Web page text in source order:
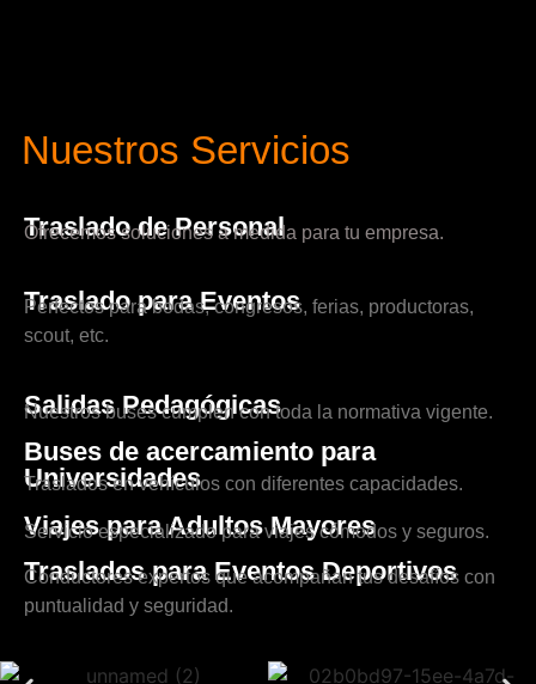
Nuestros Servicios
Traslado de Personal
Ofrecemos soluciones a medida para tu empresa.
Traslado para Eventos
Perfectos para bodas, congresos, ferias, productoras,
scout, etc.
Salidas Pedagógicas
Nuestros buses cumplen con toda la normativa vigente.
Buses de acercamiento para
Universidades
Traslados en vehículos con diferentes capacidades.
Viajes para Adultos Mayores
Servicio especializado para viajes cómodos y seguros.
Traslados para Eventos Deportivos
Conductores expertos que acompañan tus desafíos con
puntualidad y seguridad.